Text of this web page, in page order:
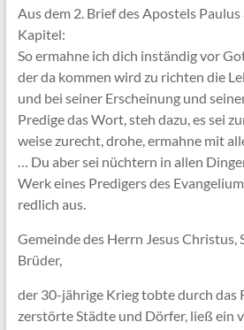
Aus dem 2. Brief des Apostels
Kapitel:
So ermahne ich dich inständig vor
der da kommen wird zu richten die
und bei seiner Erscheinung und
Predige das Wort, steh dazu, es sei
weise zurecht, drohe, ermahne mit
… Du aber sei nüchtern in allen
Werk eines Predigers des
redlich aus.
Gemeinde des Herrn Jesus Christus,
Brüder,
der 30-jährige Krieg tobte durch das
zerstörte Städte und Dörfer, ließ ein